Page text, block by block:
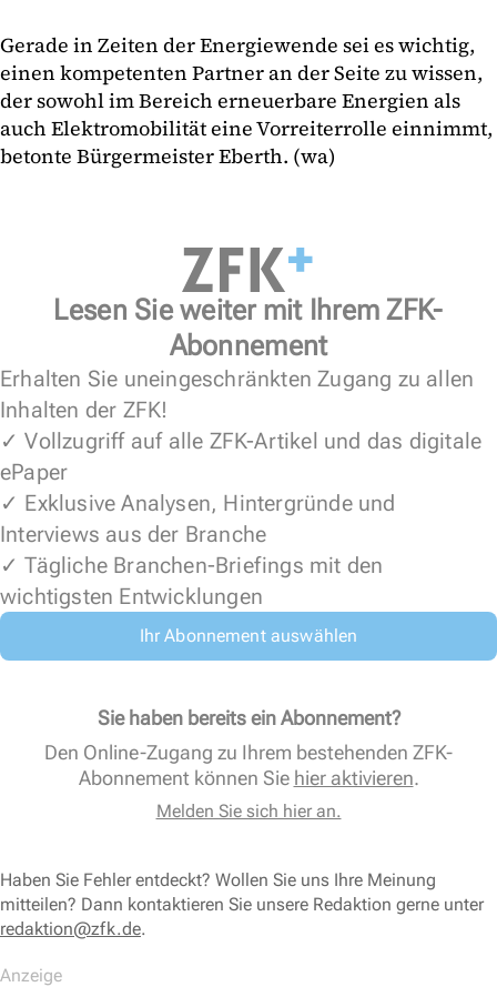
Gerade in Zeiten der Energiewende sei es wichtig,
einen kompetenten Partner an der Seite zu wissen,
der sowohl im Bereich erneuerbare Energien als
auch Elektromobilität eine Vorreiterrolle einnimmt,
betonte Bürgermeister Eberth. (wa)
Lesen Sie weiter mit Ihrem ZFK-
Abonnement
Erhalten Sie uneingeschränkten Zugang zu allen
Inhalten der ZFK!
✓ Vollzugriff auf alle ZFK-Artikel und das digitale
ePaper
✓ Exklusive Analysen, Hintergründe und
Interviews aus der Branche
✓ Tägliche Branchen-Briefings mit den
wichtigsten Entwicklungen
Ihr Abonnement auswählen
Sie haben bereits ein Abonnement?
Den Online-Zugang zu Ihrem bestehenden ZFK-
Abonnement können Sie hier aktivieren.
Melden Sie sich hier an.
Haben Sie Fehler entdeckt? Wollen Sie uns Ihre Meinung
mitteilen? Dann kontaktieren Sie unsere Redaktion gerne unter
redaktion@zfk.de.